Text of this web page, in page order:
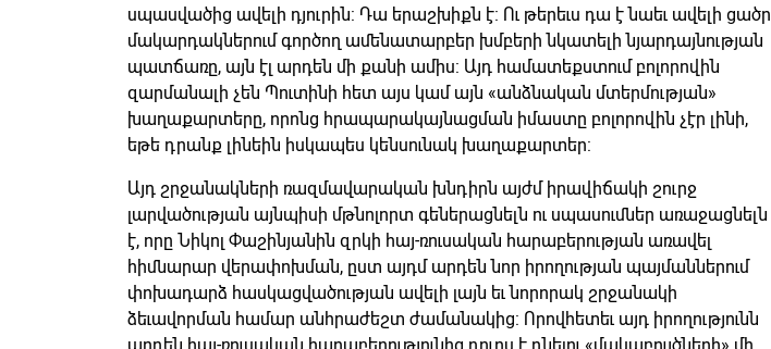
սպասվածից ավելի դյուրին: Դա երաշխիքն է: Ու թերեւս դա է նաեւ ավելի ցածր
մակարդակներում գործող ամենատարբեր խմբերի նկատելի նյարդայնության
պատճառը, այն էլ արդեն մի քանի ամիս: Այդ համատեքստում բոլորովին
զարմանալի չեն Պուտինի հետ այս կամ այն «անձնական մտերմության»
խաղաքարտերը, որոնց հրապարակայնացման իմաստը բոլորովին չէր լինի,
եթե դրանք լինեին իսկապես կենսունակ խաղաքարտեր:
Այդ շրջանակների ռազմավարական խնդիրն այժմ իրավիճակի շուրջ
լարվածության այնպիսի մթնոլորտ գեներացնելն ու սպասումներ առաջացնելն
է, որը Նիկոլ Փաշինյանին զրկի հայ-ռուսական հարաբերության առավել
հիմնարար վերափոխման, ըստ այդմ արդեն նոր իրողության պայմաններում
փոխադարձ հասկացվածության ավելի լայն եւ նորորակ շրջանակի
ձեւավորման համար անհրաժեշտ ժամանակից: Որովհետեւ այդ իրողությունն
արդեն հայ-ռուսական հարաբերությունից դուրս է դնելու «մակաբույծների» մի